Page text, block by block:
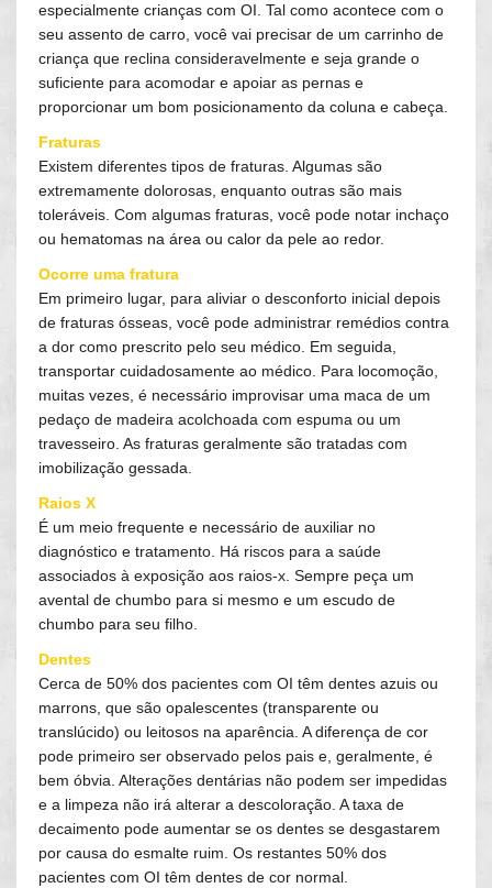
especialmente crianças com OI. Tal como acontece com o
seu assento de carro, você vai precisar de um carrinho de
criança que reclina consideravelmente e seja grande o
suficiente para acomodar e apoiar as pernas e
proporcionar um bom posicionamento da coluna e cabeça.
Fraturas
Existem diferentes tipos de fraturas. Algumas são
extremamente dolorosas, enquanto outras são mais
toleráveis. Com algumas fraturas, você pode notar inchaço
ou hematomas na área ou calor da pele ao redor.
Ocorre uma fratura
Em primeiro lugar, para aliviar o desconforto inicial depois
de fraturas ósseas, você pode administrar remédios contra
a dor como prescrito pelo seu médico. Em seguida,
transportar cuidadosamente ao médico. Para locomoção,
muitas vezes, é necessário improvisar uma maca de um
pedaço de madeira acolchoada com espuma ou um
travesseiro. As fraturas geralmente são tratadas com
imobilização gessada.
Raios X
É um meio frequente e necessário de auxiliar no
diagnóstico e tratamento. Há riscos para a saúde
associados à exposição aos raios-x. Sempre peça um
avental de chumbo para si mesmo e um escudo de
chumbo para seu filho.
Dentes
Cerca de 50% dos pacientes com OI têm dentes azuis ou
marrons, que são opalescentes (transparente ou
translúcido) ou leitosos na aparência. A diferença de cor
pode primeiro ser observado pelos pais e, geralmente, é
bem óbvia. Alterações dentárias não podem ser impedidas
e a limpeza não irá alterar a descoloração. A taxa de
decaimento pode aumentar se os dentes se desgastarem
por causa do esmalte ruim. Os restantes 50% dos
pacientes com OI têm dentes de cor normal.